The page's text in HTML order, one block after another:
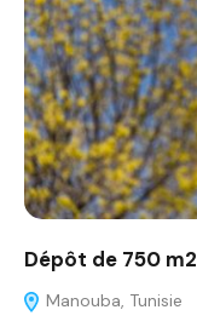
Dépôt de 750 m2
Manouba, Tunisie